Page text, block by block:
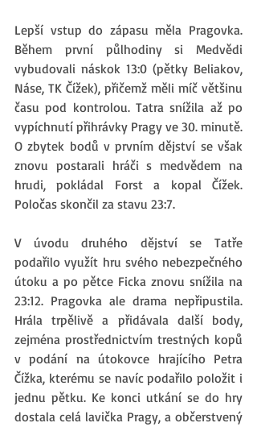
Lepší vstup do zápasu měla Pragovka.
Během první půlhodiny si Medvědi
vybudovali náskok 13:0 (pětky Beliakov,
Náse, TK Čížek), přičemž měli míč většinu
času pod kontrolou. Tatra snížila až po
vypíchnutí přihrávky Pragy ve 30. minutě.
O zbytek bodů v prvním dějství se však
znovu postarali hráči s medvědem na
hrudi, pokládal Forst a kopal Čížek.
Poločas skončil za stavu 23:7.
V úvodu druhého dějství se Tatře
podařilo využít hru svého nebezpečného
útoku a po pětce Ficka znovu snížila na
23:12. Pragovka ale drama nepřipustila.
Hrála trpělivě a přidávala další body,
zejména prostřednictvím trestných kopů
v podání na útokovce hrajícího Petra
Čížka, kterému se navíc podařilo položit i
jednu pětku. Ke konci utkání se do hry
dostala celá lavička Pragy, a občerstvený